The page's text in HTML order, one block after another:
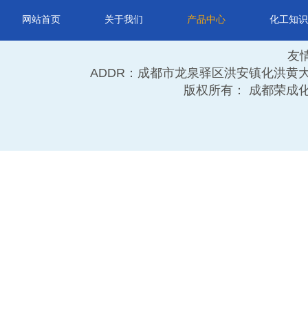
网站首页 关于我们 产品中心 化工知识
友
ADDR：成都市龙泉驿区洪安镇化洪
版权所有： 成都荣